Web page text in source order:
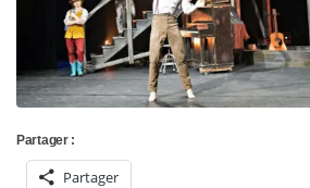
Partager :
Partager